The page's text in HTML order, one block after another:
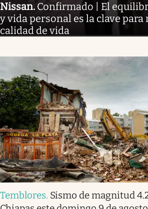
Nissan. Confirmado | El
y vida personal es la clave para
calidad de vida
Temblores. Sismo de magnitud